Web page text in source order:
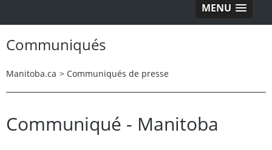
MENU
Communiqués
Manitoba.ca > Communiqués de presse
Communiqué - Manitoba